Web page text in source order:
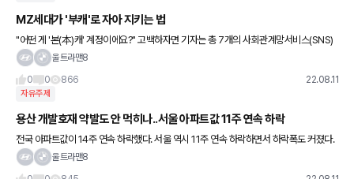
MZ세대가 '부캐'로 자아 지키는 법
"어떤 게 '본(本)캐' 계정이에요?" 고백하자면 기자는 총 7개의 사회관계망서비스(SNS)
인 '인스타그램' 계정을 갖고 있다. 그중 가장 자주 쓰는 계정은 두 개. 하나는 회사 학교 교
울트라맨8
0
0 866 22.08.11
자유주제
용산 개발호재 약발도 안 먹히나..서울 아파트값 11주 연속 하락
전국 아파트값이 14주 연속 하락했다. 서울 역시 11주 연속 하락하면서 하락폭도 커졌다.
서울시 용산정비창 국제업무지구 개발계획 발표로 보합전환했던 용산(0.00%)도 실질적
울트라맨8